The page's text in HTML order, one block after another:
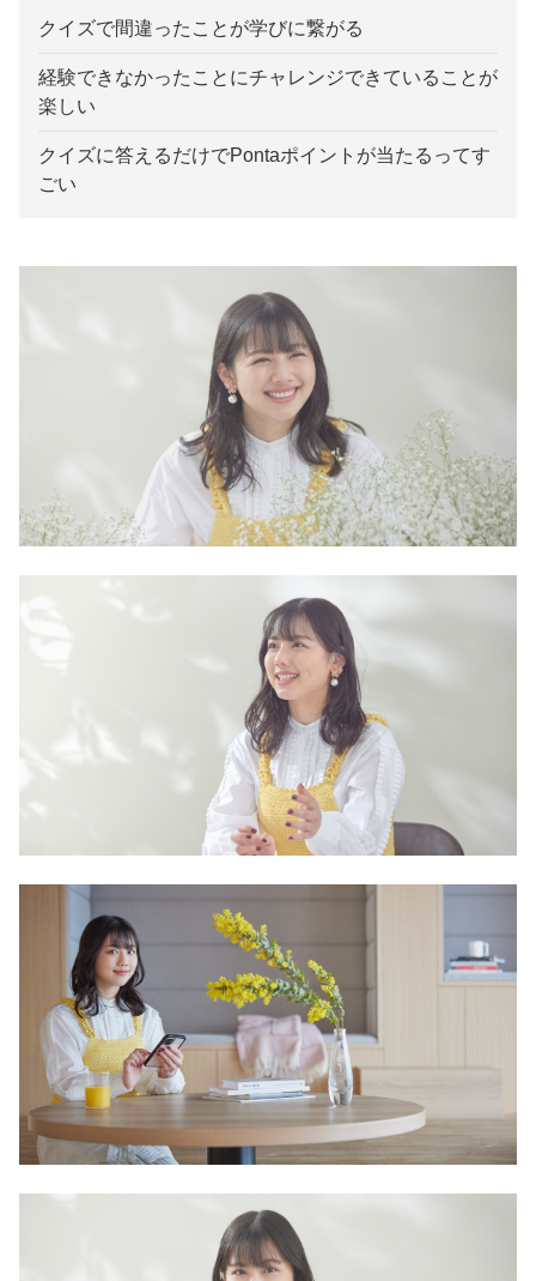
クイズで間違ったことが学びに繋がる
経験できなかったことにチャレンジできていることが
楽しい
クイズに答えるだけでPontaポイントが当たるってす
ごい